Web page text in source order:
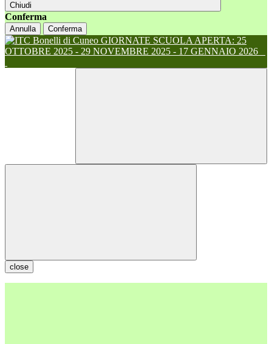
Chiudi
Conferma
Annulla Conferma
GIORNATE SCUOLA APERTA: 25
OTTOBRE 2025 - 29 NOVEMBRE 2025 - 17 GENNAIO 2026
close